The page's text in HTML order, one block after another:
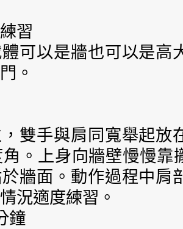
習
可以是牆也可以是高
。
雙手與肩同寬舉起放
。上身向牆壁慢慢靠
牆面。動作過程中肩
況適度練習。
鐘